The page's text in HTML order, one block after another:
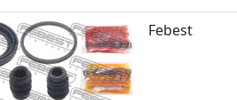
[1]
[9]
[5]
[17]
Febest